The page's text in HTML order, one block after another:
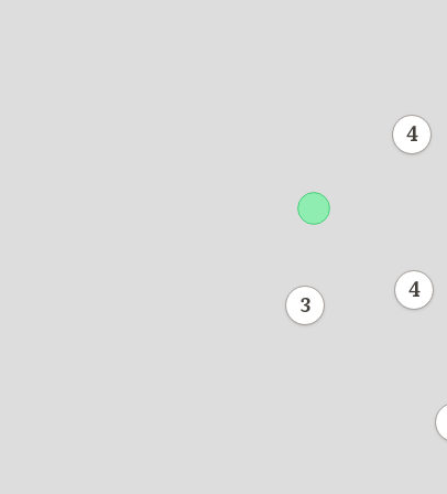
4
4
3